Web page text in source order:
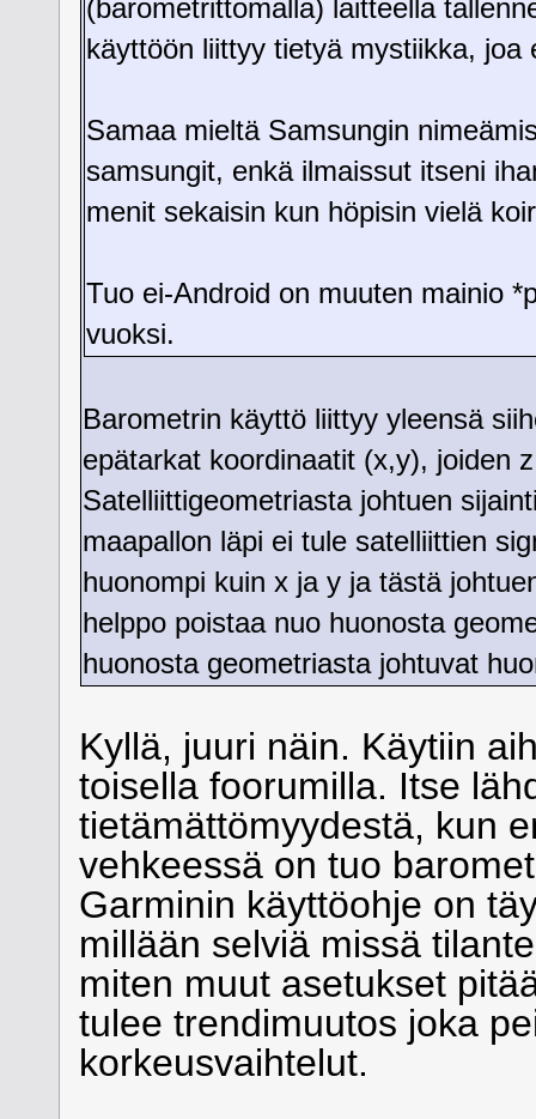
(barometrittomalla) laitteella
käyttöön liittyy tietyä mystiikka, joa
Samaa mieltä Samsungin
samsungit, enkä ilmaissut itseni
menit sekaisin kun höpisin vielä
Tuo ei-Android on muuten mainio
vuoksi.
Barometrin käyttö liittyy yleensä
epätarkat koordinaatit (x,y), joiden
Satelliittigeometriasta johtuen
maapallon läpi ei tule satelliittien
huonompi kuin x ja y ja tästä
helppo poistaa nuo huonosta
huonosta geometriasta johtuvat
Kyllä, juuri näin. Käytiin
toisella foorumilla. Itse
tietämättömyydestä, kun
vehkeessä on tuo
Garminin käyttöohje on
millään selviä missä
miten muut asetukset
tulee trendimuutos joka
korkeusvaihtelut.